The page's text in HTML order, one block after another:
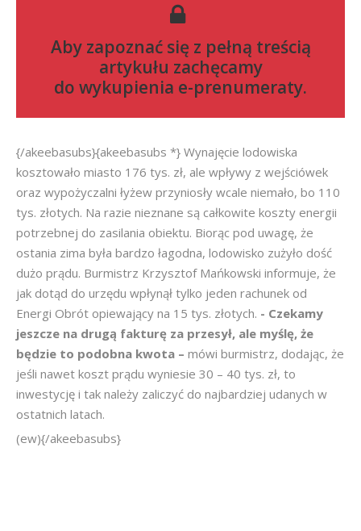
Aby zapoznać się z pełną treścią
artykułu zachęcamy
do wykupienia e-prenumeraty.
{/akeebasubs}{akeebasubs *} Wynajęcie lodowiska
kosztowało miasto 176 tys. zł, ale wpływy z wejściówek
oraz wypożyczalni łyżew przyniosły wcale niemało, bo 110
tys. złotych. Na razie nieznane są całkowite koszty energii
potrzebnej do zasilania obiektu. Biorąc pod uwagę, że
ostania zima była bardzo łagodna, lodowisko zużyło dość
dużo prądu. Burmistrz Krzysztof Mańkowski informuje, że
jak dotąd do urzędu wpłynął tylko jeden rachunek od
Energi Obrót opiewający na 15 tys. złotych. - Czekamy
jeszcze na drugą fakturę za przesył, ale myślę, że
będzie to podobna kwota – mówi burmistrz, dodając, że
jeśli nawet koszt prądu wyniesie 30 – 40 tys. zł, to
inwestycję i tak należy zaliczyć do najbardziej udanych w
ostatnich latach.
(ew){/akeebasubs}